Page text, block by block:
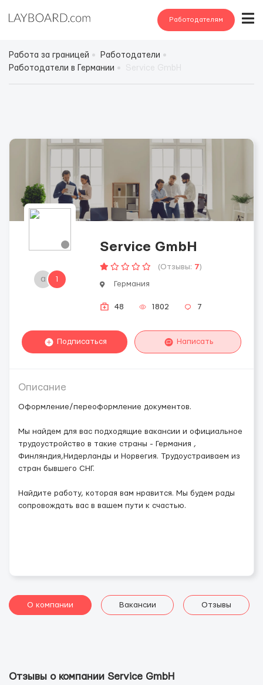
Работодателям
Работа за границей
Работодатели
Работодатели в Германии
а 1
Service GmbH
(Отзывы: 7)
Германия
48 1802 7
Подписаться Написать
Описание
Оформление/переоформление документов.
Мы найдем для вас подходящие вакансии и официальное
трудоустройство в такие страны - Германия ,
Финляндия,Нидерланды и Норвегия. Трудоустраиваем из
стран бывшего СНГ.
Найдите работу, которая вам нравится. Мы будем рады
сопровождать вас в вашем пути к счастью.
О компании Вакансии Отзывы
Отзывы о компании Service GmbH